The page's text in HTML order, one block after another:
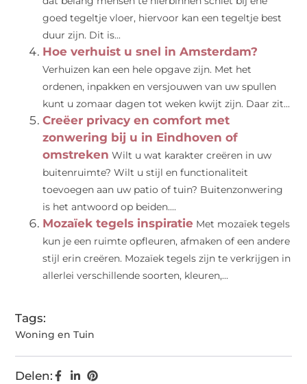
goed tegeltje vloer, hiervoor kan een tegeltje best
duur zijn. Dit is...
Hoe verhuist u snel in Amsterdam?
Verhuizen kan een hele opgave zijn. Met het
ordenen, inpakken en versjouwen van uw spullen
kunt u zomaar dagen tot weken kwijt zijn. Daar zit...
Creëer privacy en comfort met
zonwering bij u in Eindhoven of
omstreken Wilt u wat karakter creëren in uw
buitenruimte? Wilt u stijl en functionaliteit
toevoegen aan uw patio of tuin? Buitenzonwering
is het antwoord op beiden....
Mozaïek tegels inspiratie Met mozaïek tegels
kun je een ruimte opfleuren, afmaken of een andere
stijl erin creëren. Mozaïek tegels zijn te verkrijgen in
allerlei verschillende soorten, kleuren,...
Tags:
Woning en Tuin
Delen: